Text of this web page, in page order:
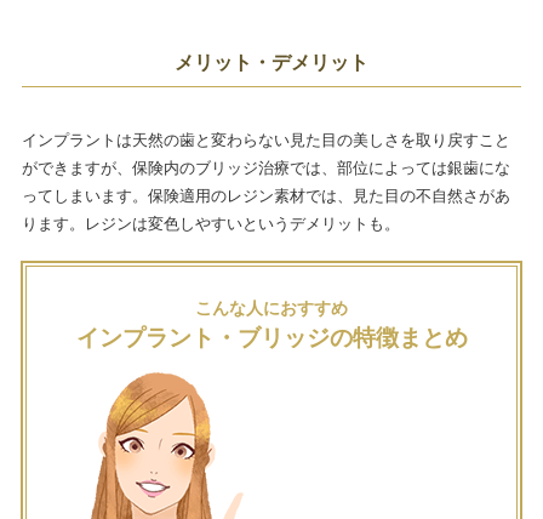
メリット・デメリット
インプラントは天然の歯と変わらない見た目の美しさを取り戻すこと
ができますが、保険内のブリッジ治療では、部位によっては銀歯にな
ってしまいます。保険適用のレジン素材では、見た目の不自然さがあ
ります。レジンは変色しやすいというデメリットも。
こんな人におすすめ
インプラント・ブリッジの特徴まとめ